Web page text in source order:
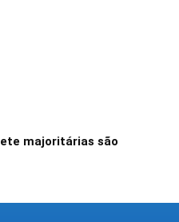
majoritárias são